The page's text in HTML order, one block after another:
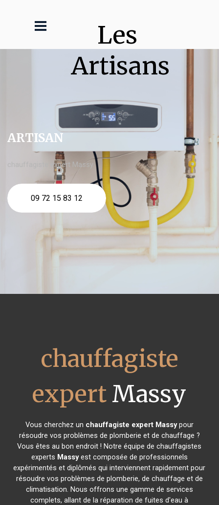
Les
Artisans
ARTISAN
chauffagiste expert Massy
09 72 15 83 12
chauffagiste
expert Massy
Vous cherchez un chauffagiste expert Massypour
résoudre vos problèmes de plomberie et de chauffage ?
Vous êtes au bon endroit ! Notre équipe de chauffagistes
experts Massyest composée de professionnels
expérimentés et diplômés qui interviennent rapidement pour
résoudre vos problèmes de plomberie, de chauffage et de
climatisation. Nous offrons une gamme de services
complets, allant de la réparation de fuites d'eau à